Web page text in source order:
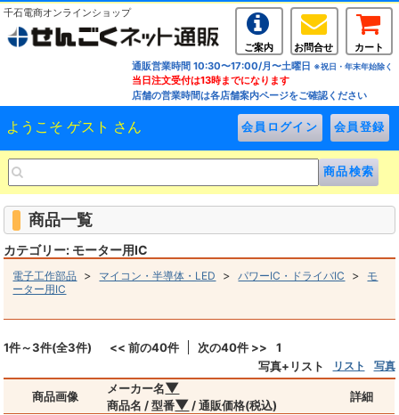
千石電商オンラインショップ
ご案内 お問合せ
カート
通販営業時間 10:30〜17:00/月〜土曜日 ※祝日・年末年始除く
当日注文受付は13時までになります
店舗の営業時間は各店舗案内ページをご確認ください
ようこそ ゲスト さん
商品一覧
カテゴリー: モーター用IC
電子工作部品 > マイコン・半導体・LED > パワーIC・ドライバIC > モ
ーター用IC
1件～3件(全3件) << 前の40件 次の40件 >>
1
写真+リスト
リスト 写真
商品画像
メーカー名▼
商品名 / 型番▼ / 通販価格(税込)
詳細